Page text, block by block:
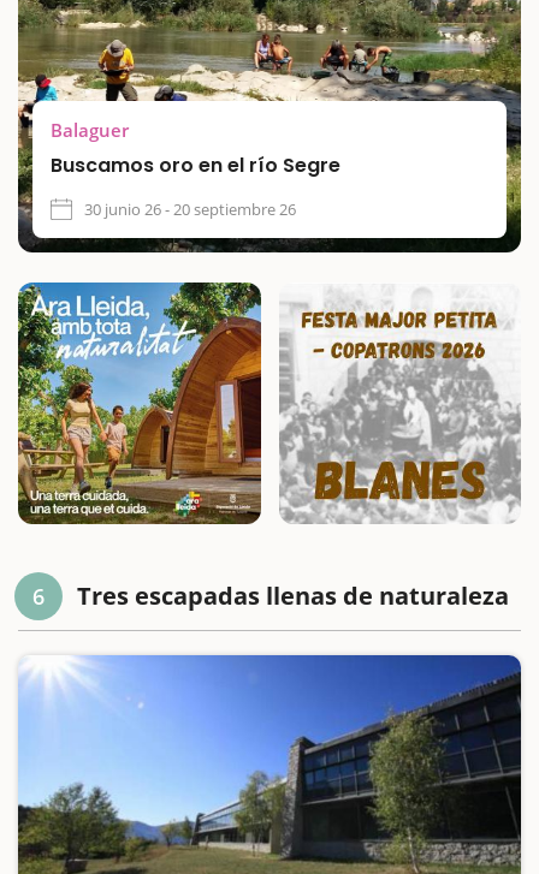
Balaguer
Buscamos oro en el río Segre
30 junio 26 - 20 septiembre 26
6 Tres escapadas llenas de naturaleza